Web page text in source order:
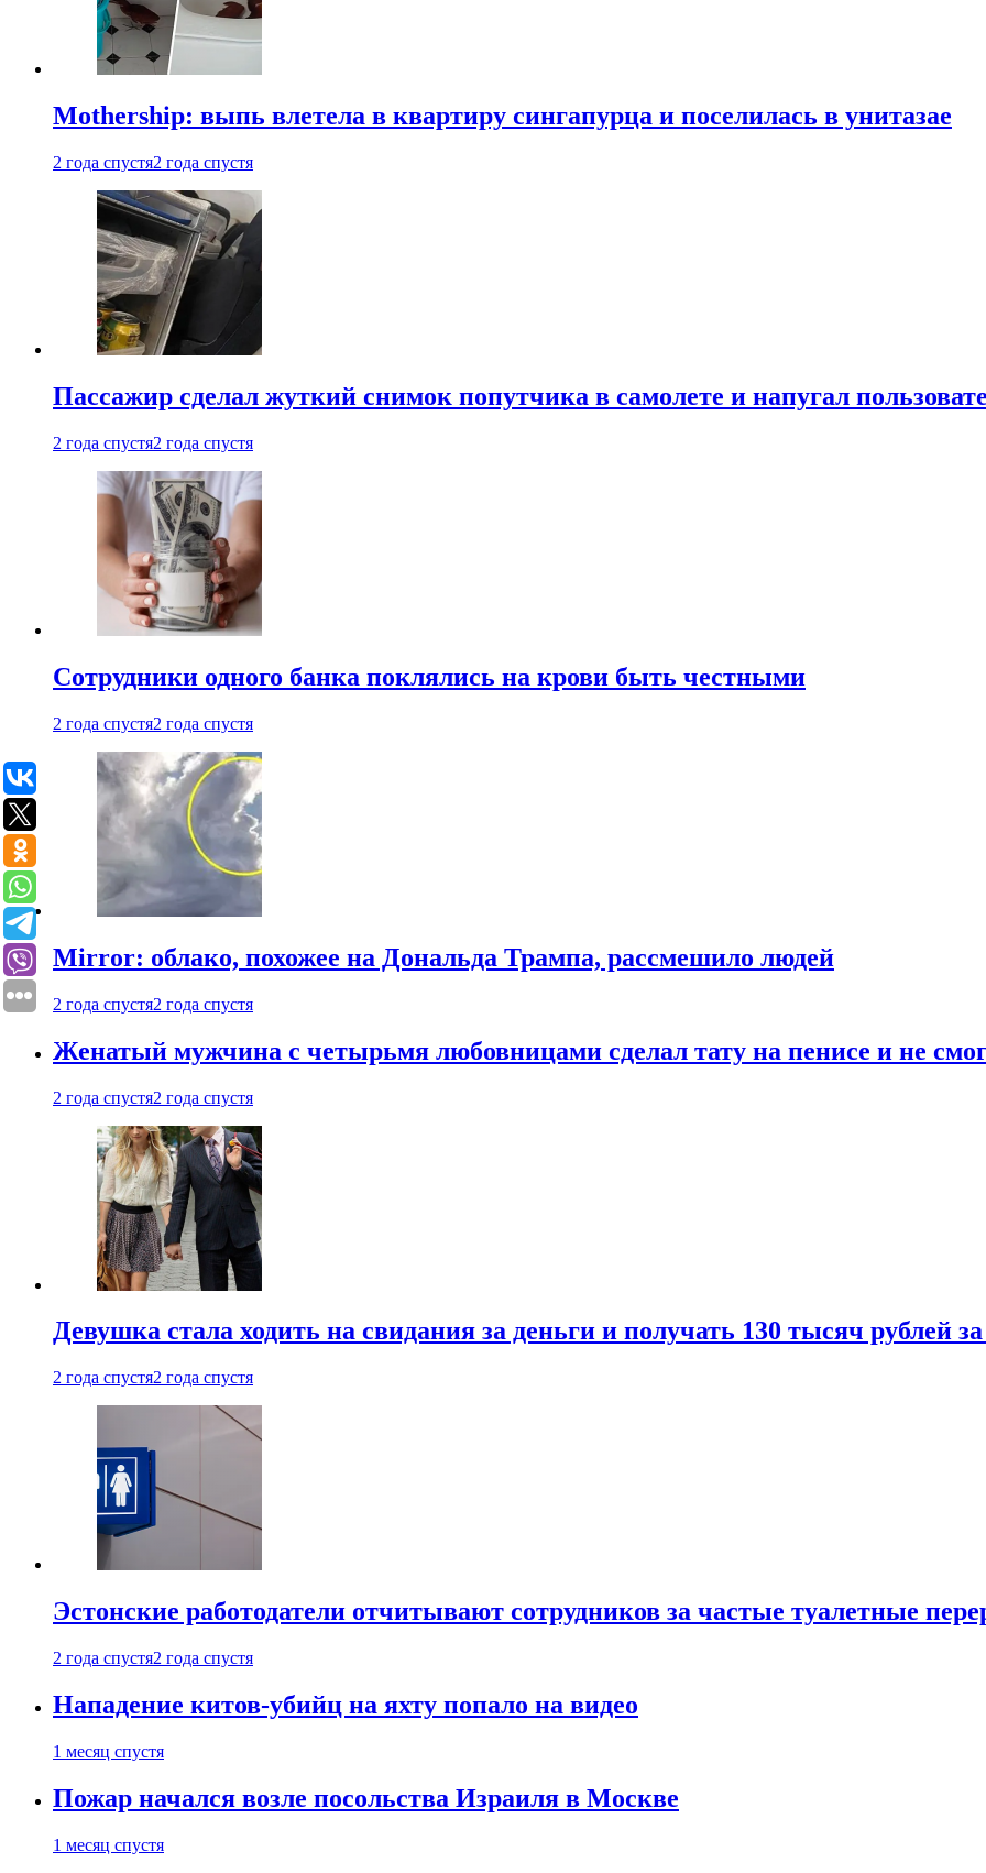
Mothership: выпь влетела в квартиру сингапурца и поселилась в унитазае
2 года спустя2 года спустя
Пассажир сделал жуткий снимок попутчика в самолете и напугал
2 года спустя2 года спустя
Сотрудники одного банка поклялись на крови быть честными
2 года спустя2 года спустя
Mirror: облако, похожее на Дональда Трампа, рассмешило людей
2 года спустя2 года спустя
Женатый мужчина с четырьмя любовницами сделал тату на пенисе и не
2 года спустя2 года спустя
Девушка стала ходить на свидания за деньги и получать 130 тысяч рублей
2 года спустя2 года спустя
Эстонские работодатели отчитывают сотрудников за частые туалетные
2 года спустя2 года спустя
Нападение китов-убийц на яхту попало на видео
1 месяц спустя
Пожар начался возле посольства Израиля в Москве
1 месяц спустя